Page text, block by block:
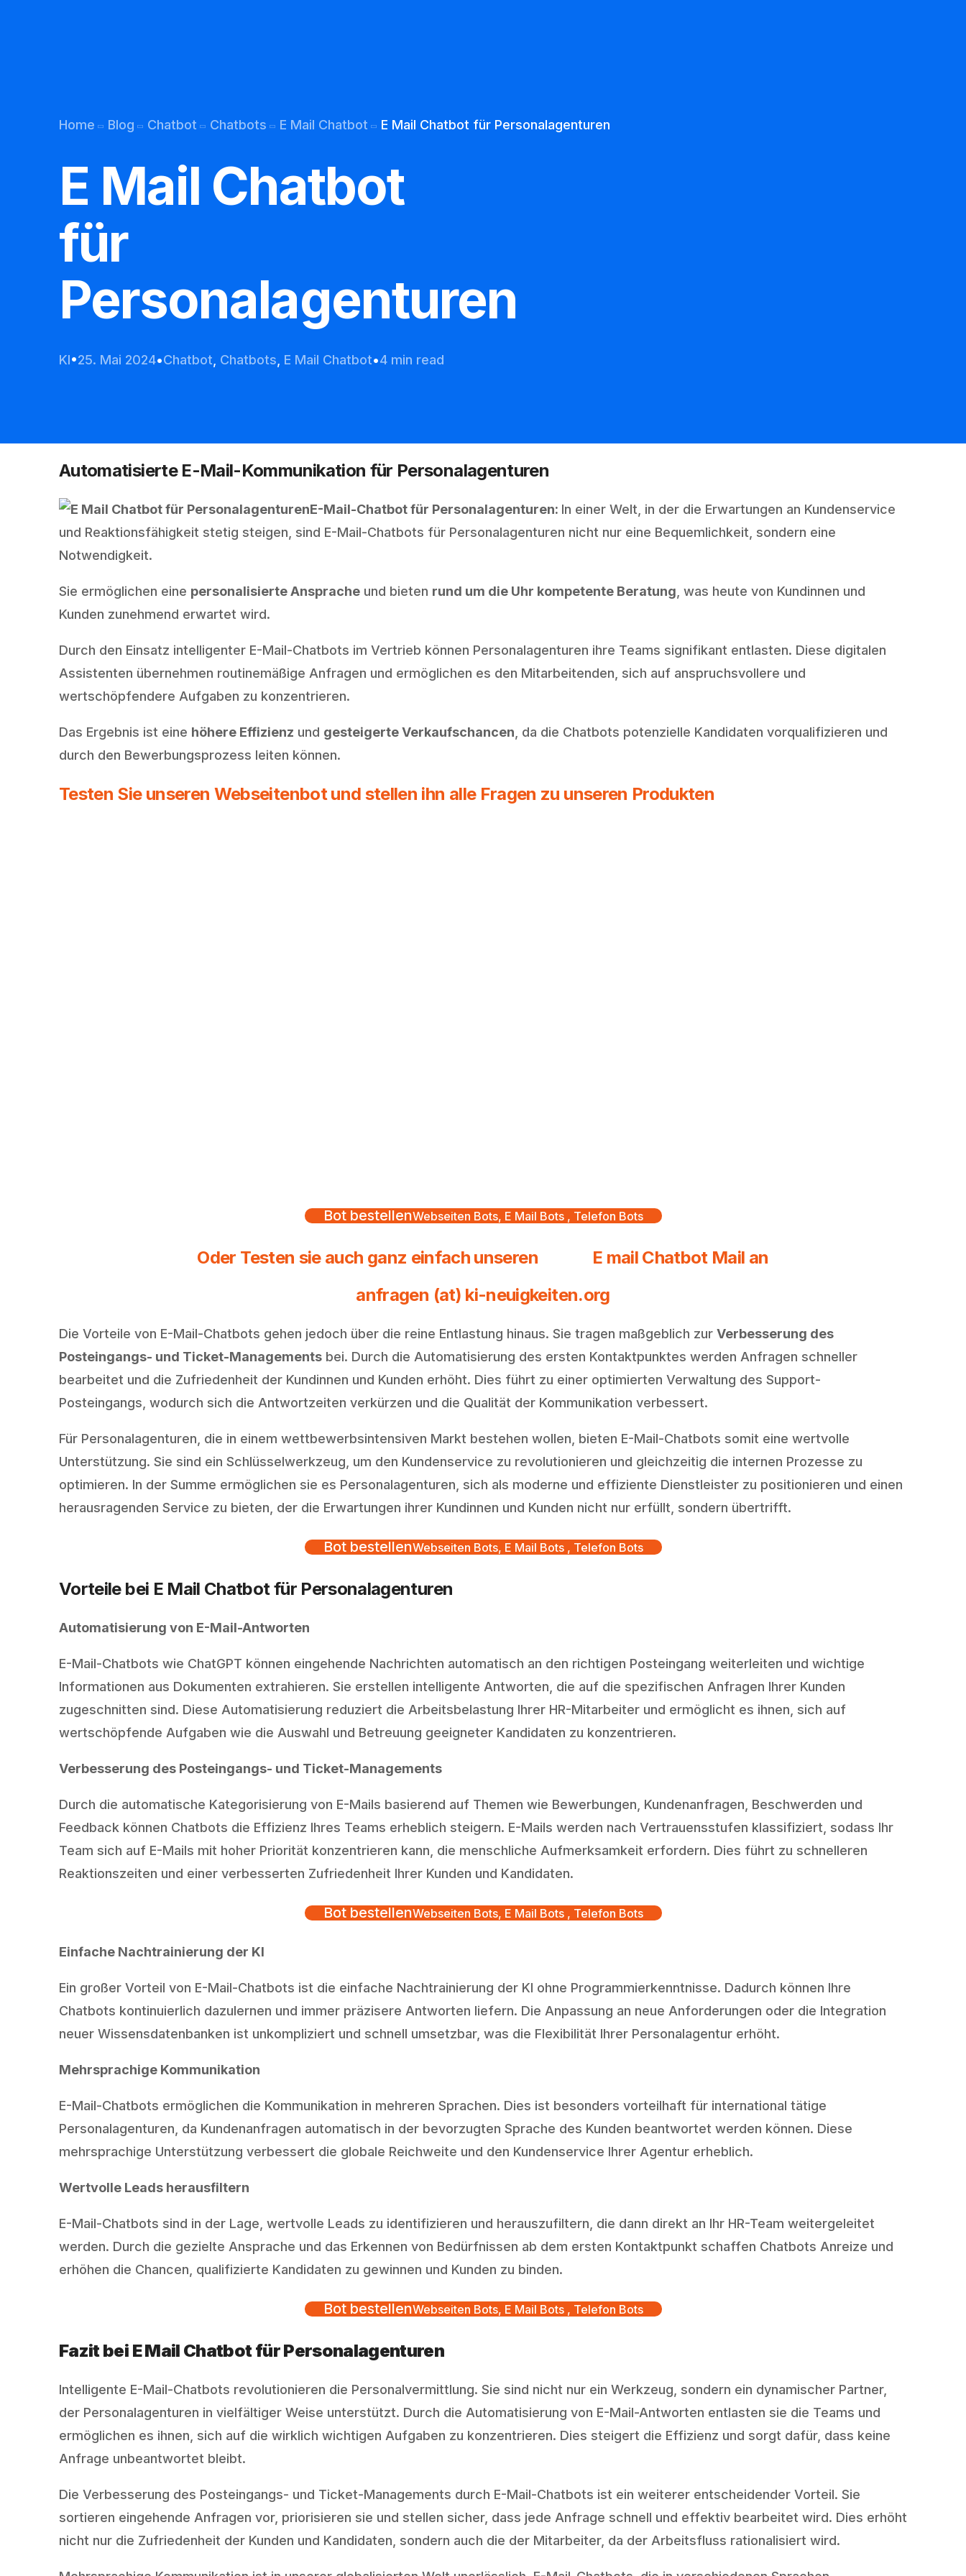
Übersetzung per Bot
Chatbot E mail
Chatbot Webseite
Home Blog Chatbot Chatbots E Mail Chatbot E Mail Chatbot für Personalagenturen
E Mail Chatbot
für
Personalagenturen
KI 25. Mai 2024 Chatbot Chatbots E Mail Chatbot 4 min read
Automatisierte E-Mail-Kommunikation für Personalagenturen
E-Mail-Chatbot für Personalagenturen: In einer Welt, in der die Erwartungen an Kundenservice
und Reaktionsfähigkeit stetig steigen, sind E-Mail-Chatbots für Personalagenturen nicht nur eine Bequemlichkeit, sondern eine
Notwendigkeit.
Sie ermöglichen eine personalisierte Ansprache und bieten rund um die Uhr kompetente Beratung , was heute von Kundinnen und
Kunden zunehmend erwartet wird.
Durch den Einsatz intelligenter E-Mail-Chatbots im Vertrieb können Personalagenturen ihre Teams signifikant entlasten. Diese digitalen
Assistenten übernehmen routinemäßige Anfragen und ermöglichen es den Mitarbeitenden, sich auf anspruchsvollere und
wertschöpfendere Aufgaben zu konzentrieren.
Das Ergebnis ist eine höhere Effizienz und gesteigerte Verkaufschancen , da die Chatbots potenzielle Kandidaten vorqualifizieren und
durch den Bewerbungsprozess leiten können.
Testen Sie unseren Webseitenbot und stellen ihn alle Fragen zu unseren Produkten
Bot bestellenWebseiten Bots, E Mail Bots , Telefon Bots
Oder Testen sie auch ganz einfach unseren E mail Chatbot Mail an
anfragen (at) ki-neuigkeiten.org
Die Vorteile von E-Mail-Chatbots gehen jedoch über die reine Entlastung hinaus. Sie tragen maßgeblich zur Verbesserung des
Posteingangs- und Ticket-Managements bei. Durch die Automatisierung des ersten Kontaktpunktes werden Anfragen schneller
bearbeitet und die Zufriedenheit der Kundinnen und Kunden erhöht. Dies führt zu einer optimierten Verwaltung des Support-
Posteingangs, wodurch sich die Antwortzeiten verkürzen und die Qualität der Kommunikation verbessert.
Für Personalagenturen, die in einem wettbewerbsintensiven Markt bestehen wollen, bieten E-Mail-Chatbots somit eine wertvolle
Unterstützung. Sie sind ein Schlüsselwerkzeug, um den Kundenservice zu revolutionieren und gleichzeitig die internen Prozesse zu
optimieren. In der Summe ermöglichen sie es Personalagenturen, sich als moderne und effiziente Dienstleister zu positionieren und einen
herausragenden Service zu bieten, der die Erwartungen ihrer Kundinnen und Kunden nicht nur erfüllt, sondern übertrifft.
Bot bestellenWebseiten Bots, E Mail Bots , Telefon Bots
Vorteile bei E Mail Chatbot für Personalagenturen
Automatisierung von E-Mail-Antworten
E-Mail-Chatbots wie ChatGPT können eingehende Nachrichten automatisch an den richtigen Posteingang weiterleiten und wichtige
Informationen aus Dokumenten extrahieren. Sie erstellen intelligente Antworten, die auf die spezifischen Anfragen Ihrer Kunden
zugeschnitten sind. Diese Automatisierung reduziert die Arbeitsbelastung Ihrer HR-Mitarbeiter und ermöglicht es ihnen, sich auf
wertschöpfende Aufgaben wie die Auswahl und Betreuung geeigneter Kandidaten zu konzentrieren.
Verbesserung des Posteingangs- und Ticket-Managements
Durch die automatische Kategorisierung von E-Mails basierend auf Themen wie Bewerbungen, Kundenanfragen, Beschwerden und
Feedback können Chatbots die Effizienz Ihres Teams erheblich steigern. E-Mails werden nach Vertrauensstufen klassifiziert, sodass Ihr
Team sich auf E-Mails mit hoher Priorität konzentrieren kann, die menschliche Aufmerksamkeit erfordern. Dies führt zu schnelleren
Reaktionszeiten und einer verbesserten Zufriedenheit Ihrer Kunden und Kandidaten.
Bot bestellenWebseiten Bots, E Mail Bots , Telefon Bots
Einfache Nachtrainierung der KI
Ein großer Vorteil von E-Mail-Chatbots ist die einfache Nachtrainierung der KI ohne Programmierkenntnisse. Dadurch können Ihre
Chatbots kontinuierlich dazulernen und immer präzisere Antworten liefern. Die Anpassung an neue Anforderungen oder die Integration
neuer Wissensdatenbanken ist unkompliziert und schnell umsetzbar, was die Flexibilität Ihrer Personalagentur erhöht.
Mehrsprachige Kommunikation
E-Mail-Chatbots ermöglichen die Kommunikation in mehreren Sprachen. Dies ist besonders vorteilhaft für international tätige
Personalagenturen, da Kundenanfragen automatisch in der bevorzugten Sprache des Kunden beantwortet werden können. Diese
mehrsprachige Unterstützung verbessert die globale Reichweite und den Kundenservice Ihrer Agentur erheblich.
Wertvolle Leads herausfiltern
E-Mail-Chatbots sind in der Lage, wertvolle Leads zu identifizieren und herauszufiltern, die dann direkt an Ihr HR-Team weitergeleitet
werden. Durch die gezielte Ansprache und das Erkennen von Bedürfnissen ab dem ersten Kontaktpunkt schaffen Chatbots Anreize und
erhöhen die Chancen, qualifizierte Kandidaten zu gewinnen und Kunden zu binden.
Bot bestellenWebseiten Bots, E Mail Bots , Telefon Bots
Fazit bei E Mail Chatbot für Personalagenturen
Intelligente E-Mail-Chatbots revolutionieren die Personalvermittlung. Sie sind nicht nur ein Werkzeug, sondern ein dynamischer Partner,
der Personalagenturen in vielfältiger Weise unterstützt. Durch die Automatisierung von E-Mail-Antworten entlasten sie die Teams und
ermöglichen es ihnen, sich auf die wirklich wichtigen Aufgaben zu konzentrieren. Dies steigert die Effizienz und sorgt dafür, dass keine
Anfrage unbeantwortet bleibt.
Die Verbesserung des Posteingangs- und Ticket-Managements durch E-Mail-Chatbots ist ein weiterer entscheidender Vorteil. Sie
sortieren eingehende Anfragen vor, priorisieren sie und stellen sicher, dass jede Anfrage schnell und effektiv bearbeitet wird. Dies erhöht
nicht nur die Zufriedenheit der Kunden und Kandidaten, sondern auch die der Mitarbeiter, da der Arbeitsfluss rationalisiert wird.